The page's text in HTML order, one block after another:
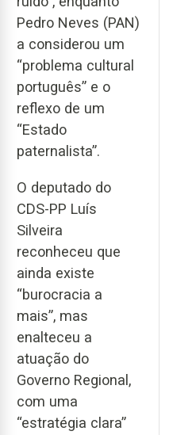
Pedro Neves (PAN)
a considerou um
“problema cultural
português” e o
reflexo de um
“Estado
paternalista”.
O deputado do
CDS-PP Luís
Silveira
reconheceu que
ainda existe
“burocracia a
mais”, mas
enalteceu a
atuação do
Governo Regional,
com uma
“estratégia clara”